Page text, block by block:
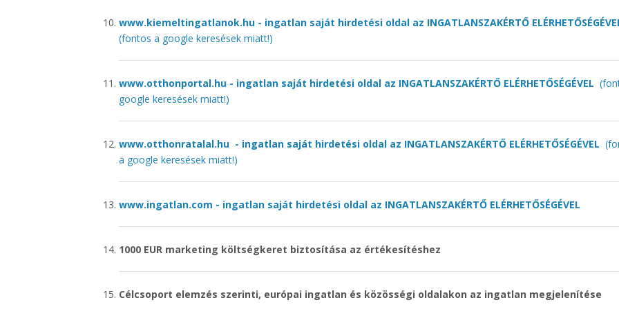
www.kiemeltingatlanok.hu - ingatlan saját hirdetési oldal az INGATLANSZAKÉRTŐ
(fontos a google keresések miatt!)
www.otthonportal.hu - ingatlan saját hirdetési oldal az INGATLANSZAKÉRTŐ ELÉRHETŐSÉGÉVEL
google keresések miatt!)
www.otthonratalal.hu - ingatlan saját hirdetési oldal az INGATLANSZAKÉRTŐ ELÉRHETŐSÉGÉVEL
a google keresések miatt!)
www.ingatlan.com - ingatlan saját hirdetési oldal az INGATLANSZAKÉRTŐ ELÉRHETŐSÉGÉVEL
1000 EUR marketing költségkeret biztosítása az értékesítéshez
Célcsoport elemzés szerinti, európai ingatlan és közösségi oldalakon az ingatlan megjelenítése